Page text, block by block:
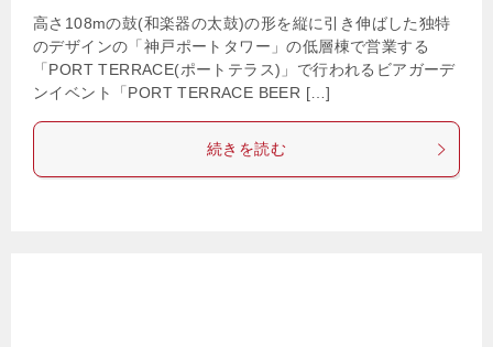
高さ108mの鼓(和楽器の太鼓)の形を縦に引き伸ばした独特
のデザインの「神戸ポートタワー」の低層棟で営業する
「PORT TERRACE(ポートテラス)」で行われるビアガーデ
ンイベント「PORT TERRACE BEER […]
続きを読む